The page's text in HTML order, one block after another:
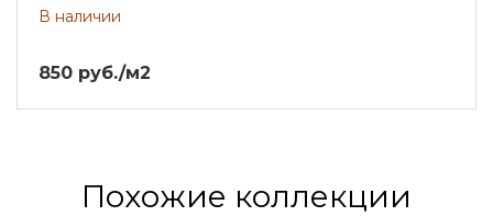
В наличии
850 руб./м2
Похожие коллекции